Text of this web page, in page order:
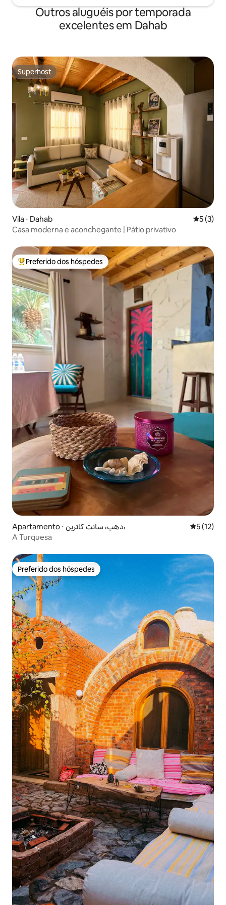
Outros aluguéis por temporada
excelentes em Dahab
Superhost
Superhost
Vila ⋅ Dahab 5 de
5 (3)
Casa moderna e aconchegante | Pátio privativo
Entre os melhores preferidos dos hóspedes
Preferido dos hóspedes
Apartamento ⋅ دهب، سانت كاترين، 5 de uma
5 (12)
A Turquesa
Preferido dos hóspedes
Preferido dos hóspedes